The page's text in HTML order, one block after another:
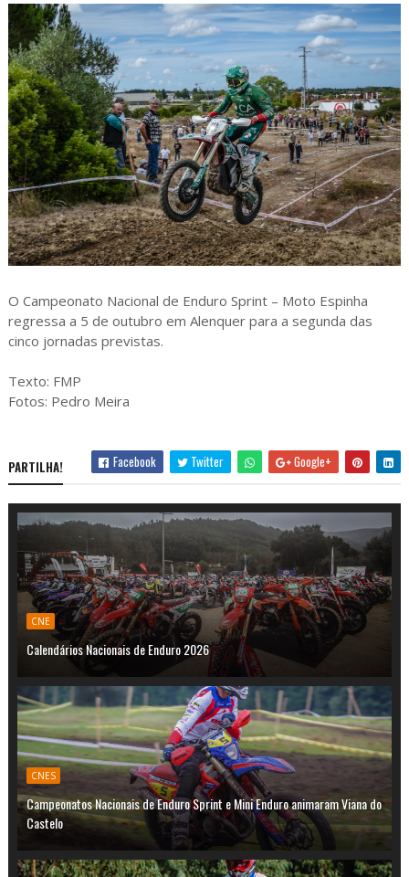
O Campeonato Nacional de Enduro Sprint – Moto Espinha
regressa a 5 de outubro em Alenquer para a segunda das
cinco jornadas previstas.
Texto: FMP
Fotos: Pedro Meira
PARTILHA! Facebook Twitter Google+
CNE
Calendários Nacionais de Enduro 2026
CNES
Campeonatos Nacionais de Enduro Sprint e Mini Enduro animaram Viana do
Castelo